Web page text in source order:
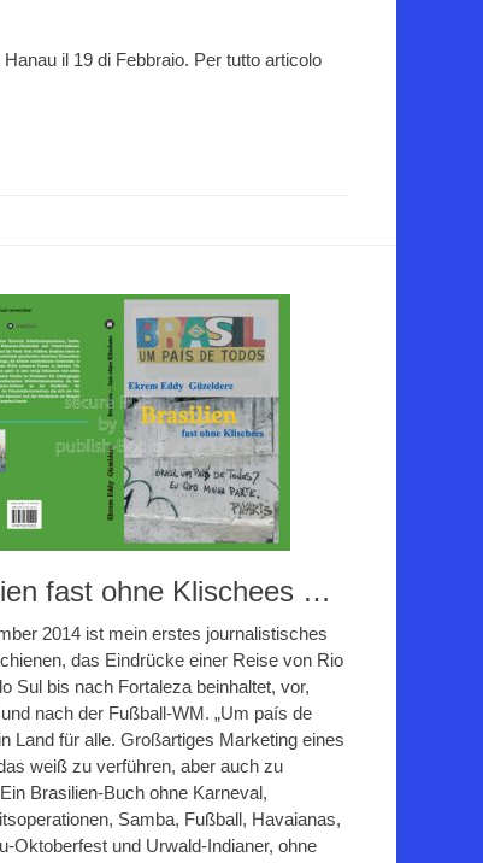
il 19 di Febbraio. Per tutto articolo
fast ohne Klischees …
2014 ist mein erstes journalistisches
das Eindrücke einer Reise von Rio
Sul bis nach Fortaleza beinhaltet, vor,
nach der Fußball-WM. „Um país de
Land für alle. Großartiges Marketing eines
weiß zu verführen, aber auch zu
Brasilien-Buch ohne Karneval,
Samba, Fußball, Havaianas,
Oktoberfest und Urwald-Indianer, ohne